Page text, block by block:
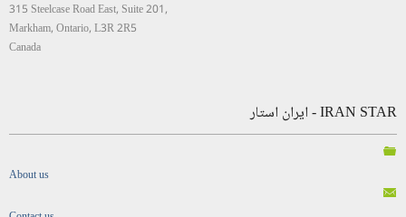
315 Steelcase Road East, Suite 201,
Markham, Ontario, L3R 2R5
Canada
IRAN STAR - ایران استار
About us